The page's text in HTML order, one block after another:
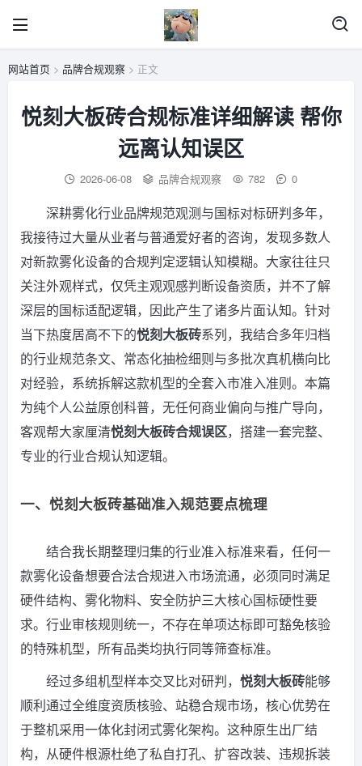
网站首页 > 品牌合规观察 > 正文
悦刻大板砖合规标准详细解读 帮你
远离认知误区
2026-06-08 品牌合规观察 782 0
深耕雾化行业品牌规范观测与国标对标研判多年，
我接待过大量从业者与普通爱好者的咨询，发现多数人
对新款雾化设备的合规判定逻辑认知模糊。大家往往只
关注外观样式，仅凭主观观感判断设备资质，并不了解
深层的国标适配逻辑，因此产生了诸多片面认知。针对
当下热度居高不下的悦刻大板砖系列，我结合多年归档
的行业规范条文、常态化抽检细则与多批次真机横向比
对经验，系统拆解这款机型的全套入市准入准则。本篇
为纯个人公益原创科普，无任何商业偏向与推广导向，
客观帮大家厘清悦刻大板砖合规误区，搭建一套完整、
专业的行业合规认知逻辑。
一、悦刻大板砖基础准入规范要点梳理
结合我长期整理归集的行业准入标准来看，任何一
款雾化设备想要合法合规进入市场流通，必须同时满足
硬件结构、雾化物料、安全防护三大核心国标硬性要
求。行业审核规则统一，不存在单项达标即可豁免核验
的特殊机型，所有品类均执行同等筛查标准。
经过多组机型样本交叉比对研判， 悦刻大板砖能够
顺利通过全维度资质核验、站稳合规市场，核心优势在
于整机采用一体化封闭式雾化架构。这种原生出厂结
构，从硬件根源杜绝了私自打孔、扩容改装、违规拆装